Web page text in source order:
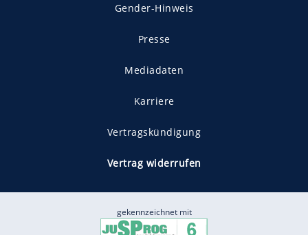
Gender-Hinweis
Presse
Mediadaten
Karriere
Vertragskündigung
Vertrag widerrufen
gekennzeichnet mit